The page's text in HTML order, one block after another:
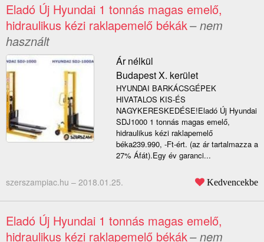
Eladó Új Hyundai 1 tonnás magas emelő,
hidraulikus kézi raklapemelő békák– nem
használt
Ár nélkül
Budapest X. kerület
HYUNDAI BARKÁCSGÉPEK
HIVATALOS KIS-ÉS
NAGYKERESKEDÉSE!Eladó Új Hyundai
SDJ1000 1 tonnás magas emelő,
hidraulikus kézi raklapemelő
béka239.990, -Ft-ért. (az ár tartalmazza a
27% Áfát).Egy év garanci...
szerszampiac.hu – 2018.01.25. Kedvencekbe
Eladó Új Hyundai 1 tonnás magas emelő,
hidraulikus kézi raklapemelő békák– nem